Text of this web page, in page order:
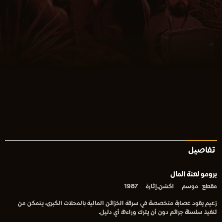
تفاصيل
برومو لعنة المال
مقطع موسم اكشن,إثارة 1987
زعيم يقود عصابة متخصصة في سرقة الخزائن المالية بالمحلات الكبرى، يتمكن من
تنفيذ سلسلة جرائم دون أن يترك وراءه أي دليل.